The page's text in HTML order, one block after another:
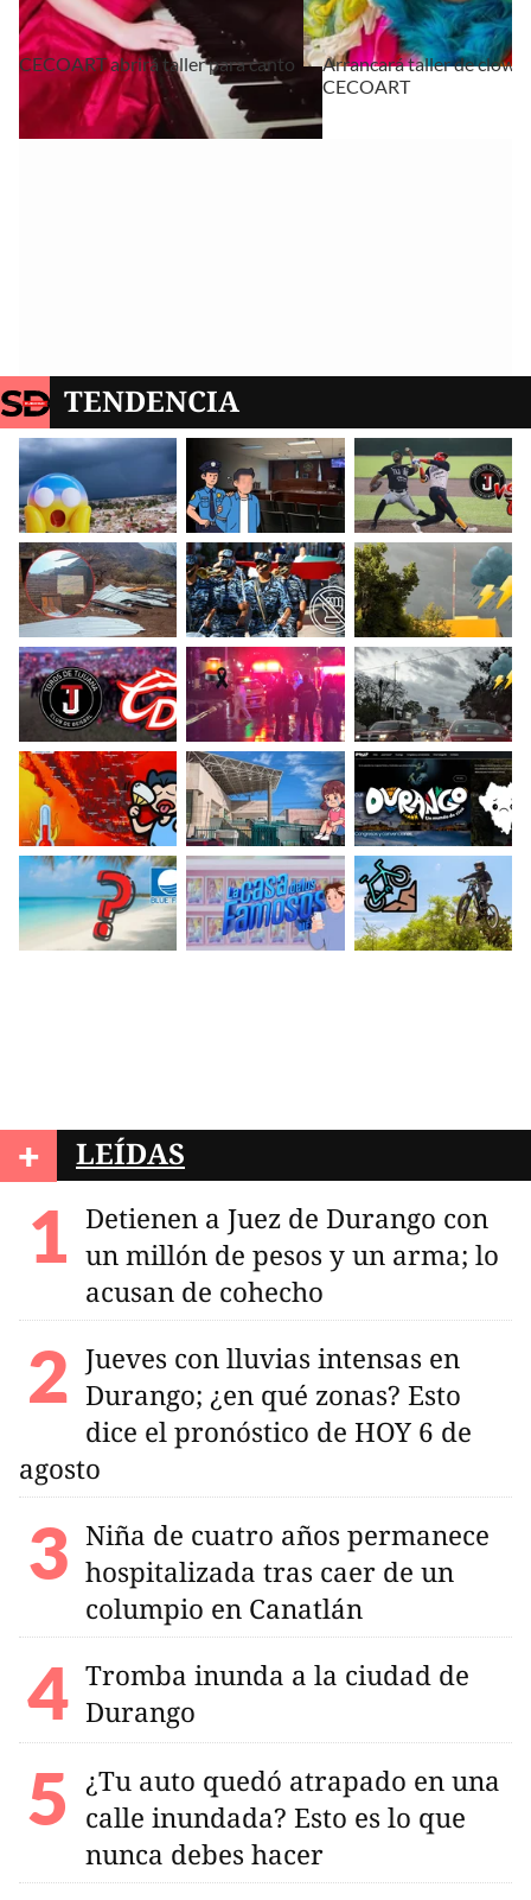
CECOART abrirá taller para canto
Arrancará taller de clown
CECOART
TENDENCIA
+ LEÍDAS
Detienen a Juez de Durango con
un millón de pesos y un arma; lo
acusan de cohecho
Jueves con lluvias intensas en
Durango; ¿en qué zonas? Esto
dice el pronóstico de HOY 6 de
agosto
Niña de cuatro años permanece
hospitalizada tras caer de un
columpio en Canatlán
Tromba inunda a la ciudad de
Durango
¿Tu auto quedó atrapado en una
calle inundada? Esto es lo que
nunca debes hacer